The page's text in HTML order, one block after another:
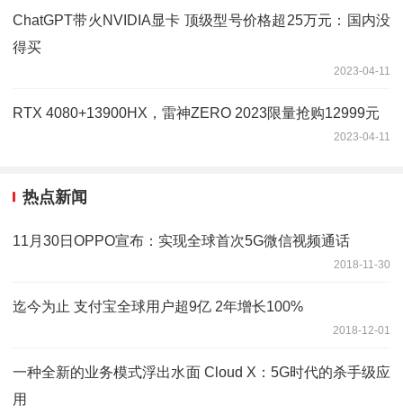
ChatGPT带火NVIDIA显卡 顶级型号价格超25万元：国内没
得买
2023-04-11
RTX 4080+13900HX，雷神ZERO 2023限量抢购12999元
2023-04-11
热点新闻
11月30日OPPO宣布：实现全球首次5G微信视频通话
2018-11-30
迄今为止 支付宝全球用户超9亿 2年增长100%
2018-12-01
一种全新的业务模式浮出水面 Cloud X：5G时代的杀手级应
用